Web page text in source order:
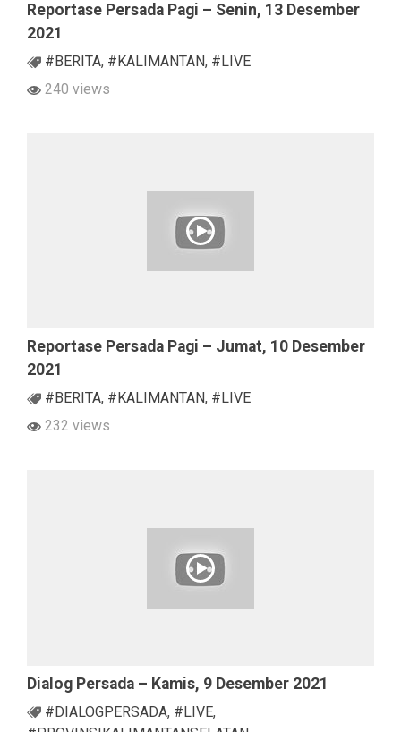
Reportase Persada Pagi – Senin, 13 Desember
2021
#BERITA, #KALIMANTAN, #LIVE
240 views
Reportase Persada Pagi – Jumat, 10 Desember
2021
#BERITA, #KALIMANTAN, #LIVE
232 views
Dialog Persada – Kamis, 9 Desember 2021
#DIALOGPERSADA, #LIVE,